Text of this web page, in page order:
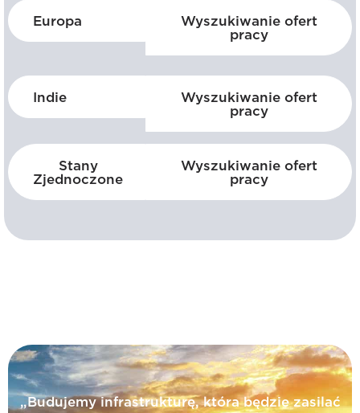
Europa
Wyszukiwanie ofert
pracy
Indie
Wyszukiwanie ofert
pracy
Stany
Zjednoczone
Wyszukiwanie ofert
pracy
„Budujemy infrastrukturę, która będzie zasilać